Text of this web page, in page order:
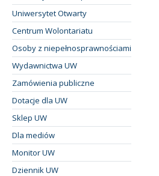
Uniwersytet Otwarty
Centrum Wolontariatu
Osoby z niepełnosprawnościami
Wydawnictwa UW
Zamówienia publiczne
Dotacje dla UW
Sklep UW
Dla mediów
Monitor UW
Dziennik UW